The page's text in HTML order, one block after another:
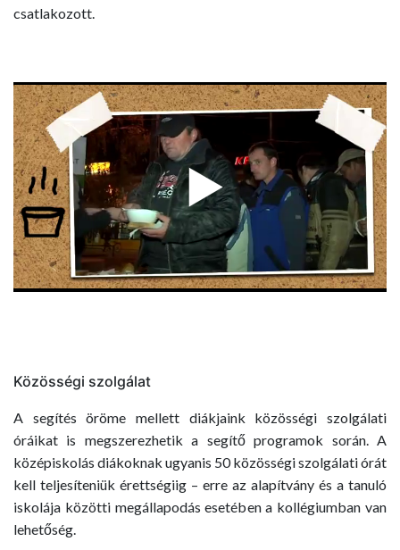
csatlakozott.
Közösségi szolgálat
A segítés öröme mellett diákjaink közösségi szolgálati
óráikat is megszerezhetik a segítő programok során. A
középiskolás diákoknak ugyanis 50 közösségi szolgálati órát
kell teljesíteniük érettségiig – erre az alapítvány és a tanuló
iskolája közötti megállapodás esetében a kollégiumban van
lehetőség.